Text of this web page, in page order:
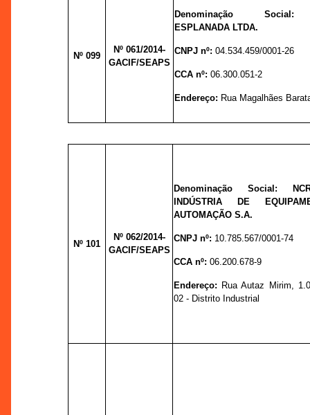
Nº 099
Nº 061/2014-
GACIF/SEAPS
Denominação
ESPLANADA LTDA.
CNPJ nº:04.534.459/0001-26
CCA nº:06.300.051-2
Endereço: Rua Magalhães
Nº 101
Nº 062/2014-
GACIF/SEAPS
Denominação Social:
INDÚSTRIA DE
AUTOMAÇÃO S.A.
CNPJ nº: 10.785.567/0001-74
CCA nº:06.200.678-9
Endereço: Rua Autaz Mirim,
02 - Distrito Industrial